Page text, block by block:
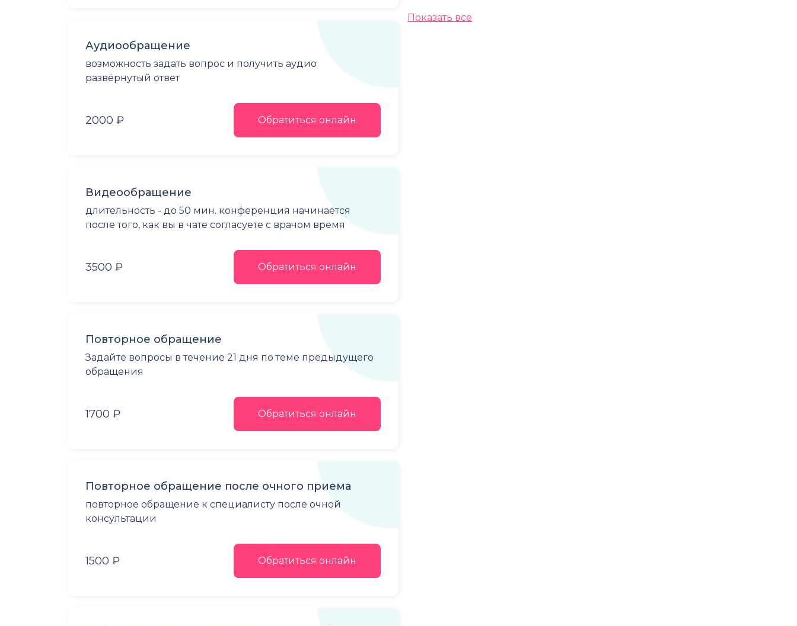
Аудиообращение
возможность задать вопрос и получить аудио
развёрнутый ответ
2000 ₽ Обратиться онлайн
Видеообращение
длительность - до 50 мин. конференция начинается
после того, как вы в чате согласуете с врачом время
3500 ₽ Обратиться онлайн
Повторное обращение
Задайте вопросы в течение 21 дня по теме предыдущего
обращения
1700 ₽ Обратиться онлайн
Повторное обращение после очного приема
повторное обращение к специалисту после очной
консультации
1500 ₽ Обратиться онлайн
Показать все